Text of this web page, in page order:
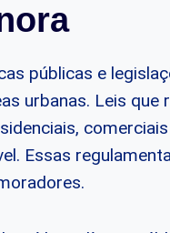
públicas e
urbanas. Leis
Essas